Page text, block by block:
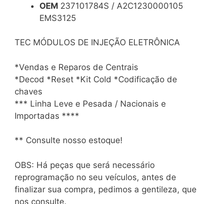
OEM 237101784S / A2C1230000105
EMS3125
TEC MÓDULOS DE INJEÇÃO ELETRÔNICA
*Vendas e Reparos de Centrais
*Decod *Reset *Kit Cold *Codificação de
chaves
*** Linha Leve e Pesada / Nacionais e
Importadas ****
** Consulte nosso estoque!
OBS: Há peças que será necessário
reprogramação no seu veículos, antes de
finalizar sua compra, pedimos a gentileza, que
nos consulte.